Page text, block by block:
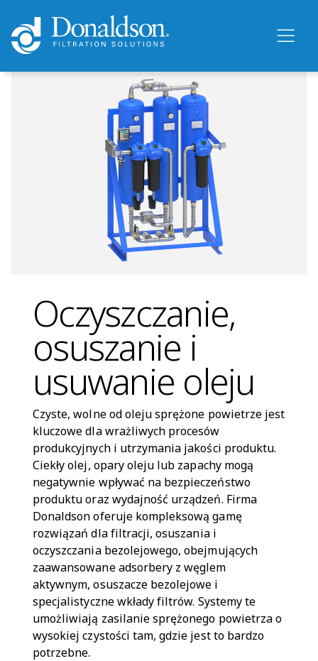
Oczyszczanie,
osuszanie i
usuwanie oleju
Czyste, wolne od oleju sprężone powietrze jest
kluczowe dla wrażliwych procesów
produkcyjnych i utrzymania jakości produktu.
Ciekły olej, opary oleju lub zapachy mogą
negatywnie wpływać na bezpieczeństwo
produktu oraz wydajność urządzeń. Firma
Donaldson oferuje kompleksową gamę
rozwiązań dla filtracji, osuszania i
oczyszczania bezolejowego, obejmujących
zaawansowane adsorbery z węglem
aktywnym, osuszacze bezolejowe i
specjalistyczne wkłady filtrów. Systemy te
umożliwiają zasilanie sprężonego powietrza o
wysokiej czystości tam, gdzie jest to bardzo
potrzebne.